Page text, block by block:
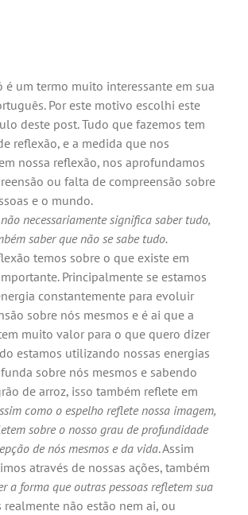
é um termo muito interessante em sua
Por este motivo escolhi este
deste post. Tudo que fazemos tem
reflexão, e a medida que nos
nossa reflexão, nos aprofundamos
ou falta de compreensão sobre
e o mundo.
necessariamente significa saber tudo,
saber que não se sabe tudo.
temos sobre o que existe em
Principalmente se estamos
constantemente para evoluir
sobre nós mesmos e é ai que a
muito valor para o que quero dizer
estamos utilizando nossas energias
sobre nós mesmos e sabendo
de arroz, isso também reflete em
como o espelho reflete nossa imagem,
sobre o nosso grau de profundidade
de nós mesmos e da vida. Assim
através de nossas ações, também
a forma que outras pessoas refletem sua
realmente não estão nem ai, ou